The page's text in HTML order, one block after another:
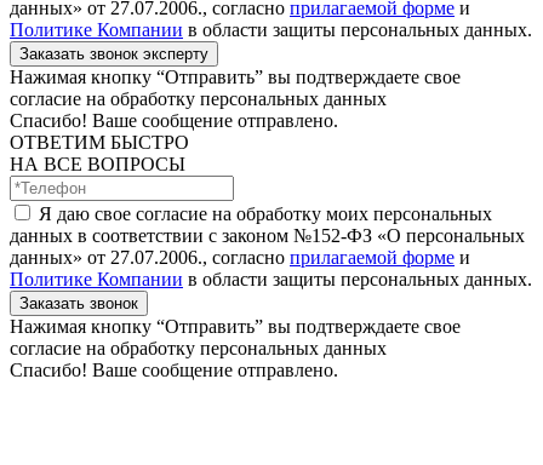
данных» от 27.07.2006., согласно прилагаемой форме и
Политике Компании в области защиты персональных данных.
Заказать звонок эксперту
Нажимая кнопку “Отправить” вы подтверждаете свое
согласие на обработку персональных данных
Спасибо! Ваше сообщение отправлено.
ОТВЕТИМ БЫСТРО
НА ВСЕ ВОПРОСЫ
Я даю свое согласие на обработку моих персональных
данных в соответствии с законом №152-ФЗ «О персональных
данных» от 27.07.2006., согласно прилагаемой форме и
Политике Компании в области защиты персональных данных.
Заказать звонок
Нажимая кнопку “Отправить” вы подтверждаете свое
согласие на обработку персональных данных
Спасибо! Ваше сообщение отправлено.